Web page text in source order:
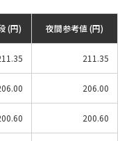
(円) 夜間参考値 (円)
211.35
206.00
200.60